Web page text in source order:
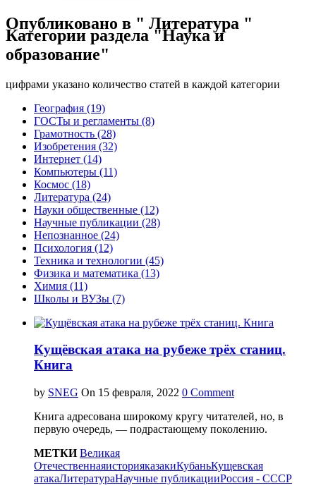
Опубликовано в " Литература "
Категории раздела "Наука и
образование"
цифрами указано количество статей в каждой категории
География (19)
ГОСТы и регламенты (8)
Грамотность (28)
Изобретения (32)
Интернет (14)
Компьютеры (11)
Космос (18)
Литература (24)
Науки общественные (12)
Научные публикации (28)
Непознанное (24)
Психология (12)
Техника и технологии (45)
Физика и математика (13)
Химия (11)
Школы и ВУЗы (7)
Кущёвская атака на рубеже трёх станиц.
Книга
by SNEG On
0 Comment
Книга адресована широкому кругу читателей, но, в
первую очередь, — подрастающему поколению.
МЕТКИВеликая
ОтечественнаяисторияказакиКубаньКущевская
атакаЛитератураНаучные публикацииРоссия - СССР